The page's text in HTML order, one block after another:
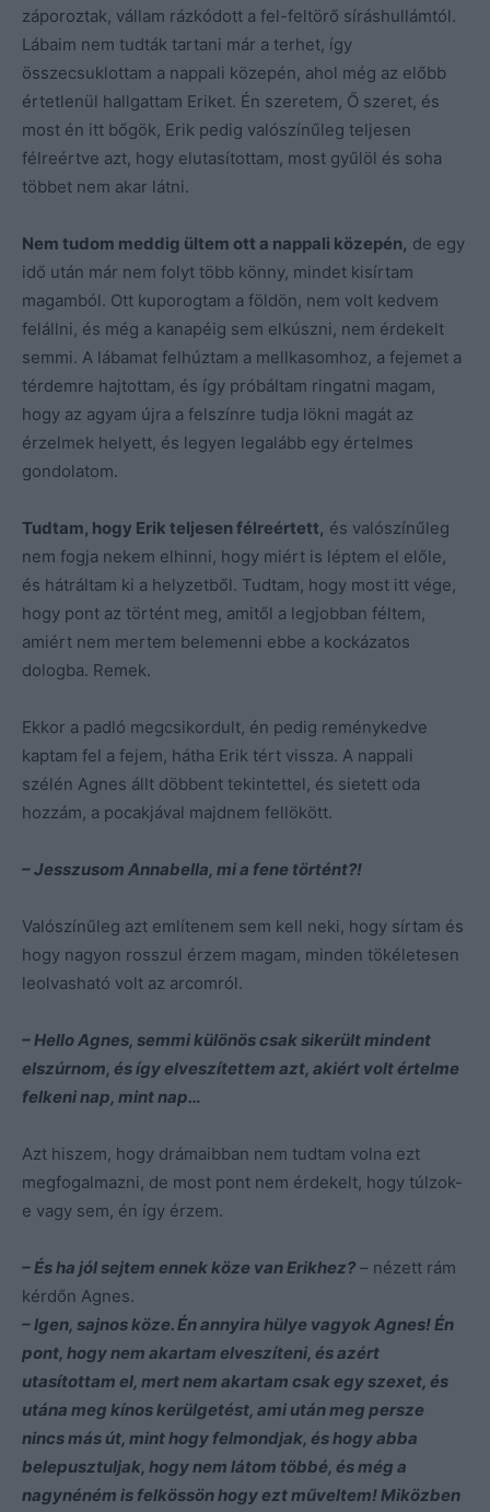
záporoztak, vállam rázkódott a fel-feltörő síráshullámtól.
Lábaim nem tudták tartani már a terhet, így
összecsuklottam a nappali közepén, ahol még az előbb
értetlenül hallgattam Eriket. Én szeretem, Ő szeret, és
most én itt bőgök, Erik pedig valószínűleg teljesen
félreértve azt, hogy elutasítottam, most gyűlöl és soha
többet nem akar látni.
Nem tudom meddig ültem ott a nappali közepén, de egy
idő után már nem folyt több könny, mindet kisírtam
magamból. Ott kuporogtam a földön, nem volt kedvem
felállni, és még a kanapéig sem elkúszni, nem érdekelt
semmi. A lábamat felhúztam a mellkasomhoz, a fejemet a
térdemre hajtottam, és így próbáltam ringatni magam,
hogy az agyam újra a felszínre tudja lökni magát az
érzelmek helyett, és legyen legalább egy értelmes
gondolatom.
Tudtam, hogy Erik teljesen félreértett, és valószínűleg
nem fogja nekem elhinni, hogy miért is léptem el előle,
és hátráltam ki a helyzetből. Tudtam, hogy most itt vége,
hogy pont az történt meg, amitől a legjobban féltem,
amiért nem mertem belemenni ebbe a kockázatos
dologba. Remek.
Ekkor a padló megcsikordult, én pedig reménykedve
kaptam fel a fejem, hátha Erik tért vissza. A nappali
szélén Agnes állt döbbent tekintettel, és sietett oda
hozzám, a pocakjával majdnem fellökött.
– Jesszusom Annabella, mi a fene történt?!
Valószínűleg azt említenem sem kell neki, hogy sírtam és
hogy nagyon rosszul érzem magam, minden tökéletesen
leolvasható volt az arcomról.
– Hello Agnes, semmi különös csak sikerült mindent
elszúrnom, és így elveszítettem azt, akiért volt értelme
felkeni nap, mint nap…
Azt hiszem, hogy drámaibban nem tudtam volna ezt
megfogalmazni, de most pont nem érdekelt, hogy túlzok-
e vagy sem, én így érzem.
– És ha jól sejtem ennek köze van Erikhez? – nézett rám
kérdőn Agnes.
– Igen, sajnos köze. Én annyira hülye vagyok Agnes! Én
pont, hogy nem akartam elveszíteni, és azért
utasítottam el, mert nem akartam csak egy szexet, és
utána meg kínos kerülgetést, ami után meg persze
nincs más út, mint hogy felmondjak, és hogy abba
belepusztuljak, hogy nem látom többé, és még a
nagynéném is felkössön hogy ezt műveltem! Miközben